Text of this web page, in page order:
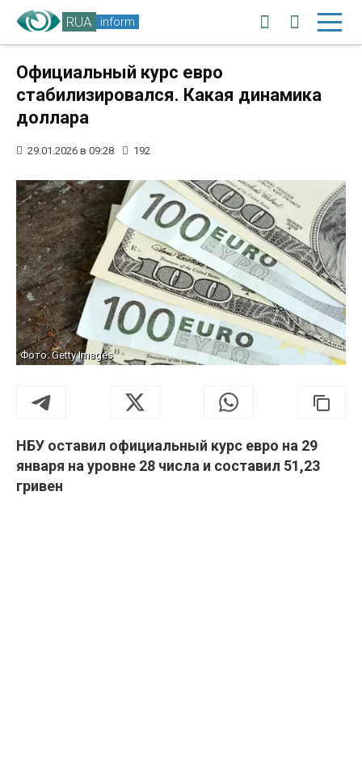
RUA inform
Официальный курс евро
стабилизировался. Какая динамика
доллара
29.01.2026 в 09:28 192
Фото: Getty Images
НБУ оставил официальный курс евро на 29
января на уровне 28 числа и составил 51,23
гривен